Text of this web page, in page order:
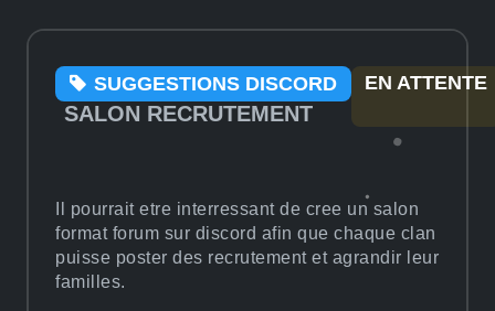
SUGGESTIONS DISCORD
SALON RECRUTEMENT
EN ATTENTE
Il pourrait etre interressant de cree un salon
format forum sur discord afin que chaque clan
puisse poster des recrutement et agrandir leur
familles.